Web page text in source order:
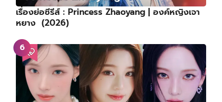
เรื่องย่อซีรีส์ : Princess Zhaoyang | องค์หญิงเจา
หยาง (2026)